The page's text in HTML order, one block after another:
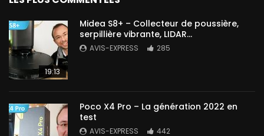
19:13
Midea S8+ – Collecteur de poussière,
serpillière vibrante, LIDAR…
AVIS-EXPRESS 285
Poco X4 Pro – La génération 2022 en
test
AVIS-EXPRESS 442